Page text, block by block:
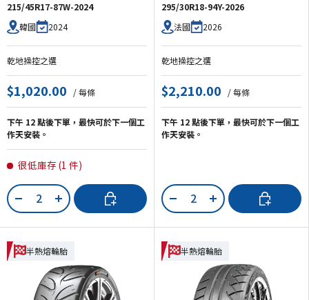
215/45R17-87W-2024
韓國
2024
乾地操控之選
$1,020.00 / 每條
下午 12 點後下單，最快可於下一個工
作天安裝。
很低庫存 (1 件)
數量
- +
加入購物車
295/30R18-94Y-2026
法國
2026
乾地操控之選
$2,210.00 / 每條
下午 12 點後下單，最快可於下一個工
作天安裝。
數量
- +
加入購物車
半熱熔輪胎 半熱熔輪胎